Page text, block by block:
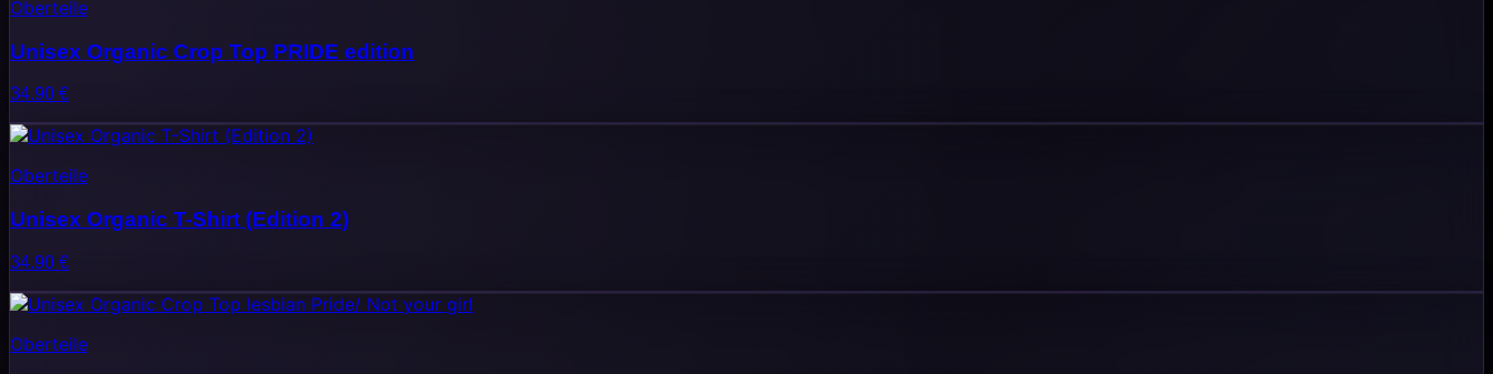
Oberteile
Unisex Organic Crop Top PRIDE edition
34.90 €
Oberteile
Unisex Organic T-Shirt (Edition 2)
34.90 €
Oberteile